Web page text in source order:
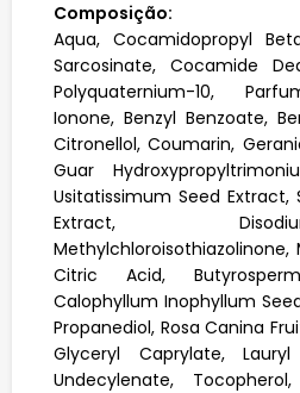
Composição:
Aqua, Cocamidopropyl
Sarcosinate, Cocamide
Polyquaternium-10,
Ionone, Benzyl Benzoate,
Citronellol, Coumarin,
Guar
Usitatissimum Seed Extract,
Extract,
Methylchloroisothiazolinone,
Citric Acid,
Calophyllum Inophyllum
Propanediol, Rosa Canina
Glyceryl Caprylate,
Undecylenate,